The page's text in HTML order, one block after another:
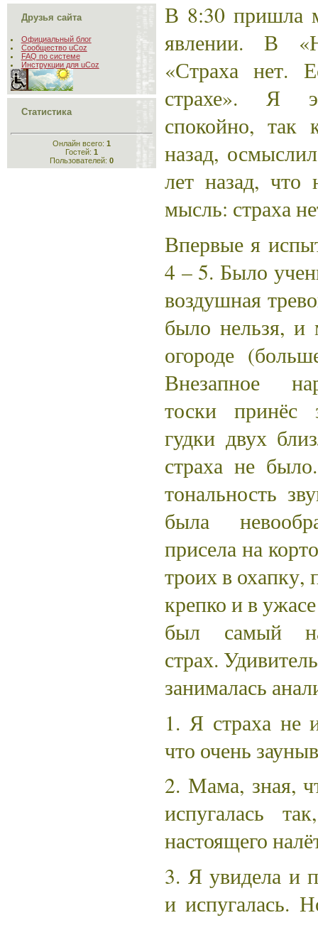
Друзья сайта
Официальный блог
Сообщество uCoz
FAQ по системе
Инструкции для uCoz
Статистика
Онлайн всего: 1
Гостей: 1
Пользователей: 0
В 8:30 пришла
явлении. В
«Страха нет.
страхе». Я
спокойно, так
назад,
лет назад, что
мысль: страха
Впервые я
4 – 5. Было
воздушная
было нельзя,
огороде
Внезапное
тоски принёс
гудки двух
страха не
тональность
была
присела на
троих в охапку,
крепко и в
был самый
страх.
занималась
1. Я страха не
что очень
2. Мама, зная,
испугалась
настоящего
3. Я увидела и
и испугалась.